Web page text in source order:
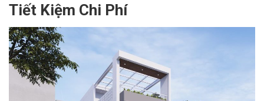
Tiết Kiệm Chi Phí